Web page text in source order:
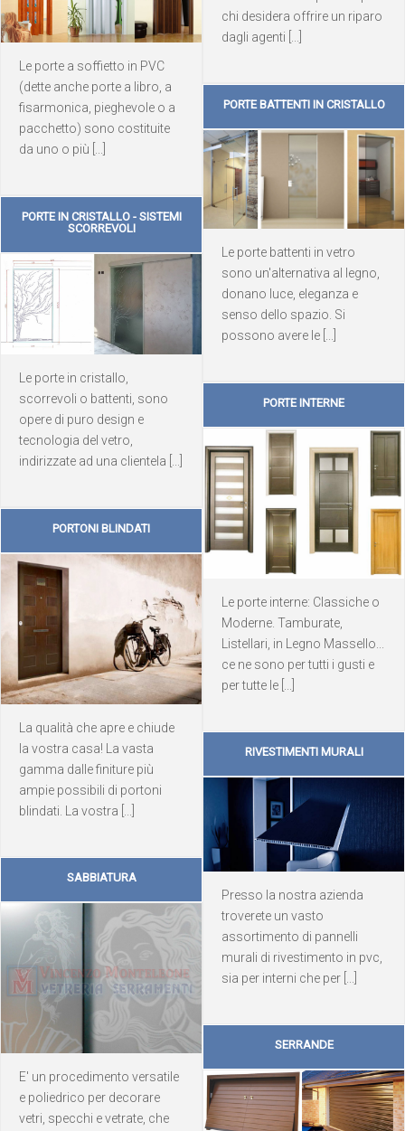
chi desidera offrire un riparo
dagli agenti [...]
Le porte a soffietto in PVC
(dette anche porte a libro, a
fisarmonica, pieghevole o a
pacchetto) sono costituite
da uno o più [...]
PORTE BATTENTI IN CRISTALLO
Le porte battenti in vetro
sono un'alternativa al legno,
donano luce, eleganza e
senso dello spazio. Si
possono avere le [...]
PORTE IN CRISTALLO - SISTEMI
SCORREVOLI
Le porte in cristallo,
scorrevoli o battenti, sono
opere di puro design e
tecnologia del vetro,
indirizzate ad una clientela [...]
PORTE INTERNE
Le porte interne: Classiche o
Moderne. Tamburate,
Listellari, in Legno Massello...
ce ne sono per tutti i gusti e
per tutte le [...]
PORTONI BLINDATI
La qualità che apre e chiude
la vostra casa! La vasta
gamma dalle finiture più
ampie possibili di portoni
blindati. La vostra [...]
RIVESTIMENTI MURALI
Presso la nostra azienda
troverete un vasto
assortimento di pannelli
murali di rivestimento in pvc,
sia per interni che per [...]
SABBIATURA
E' un procedimento versatile
e poliedrico per decorare
vetri, specchi e vetrate, che
SERRANDE